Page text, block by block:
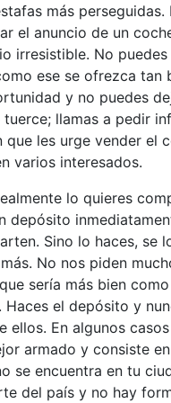
más perseguidas.
el anuncio de un
irresistible. No
ese se ofrezca tan
y no puedes
llamas a pedir
que les urge vender el
varios interesados.
lo quieres
depósito
Sino lo haces, se
No nos piden
sería más bien como
Haces el depósito y
ellos. En algunos
armado y consiste
se encuentra en tu
del país y no hay